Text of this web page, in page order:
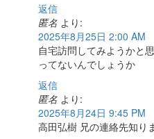
返信
匿名 より:
2025年8月25日 2:00 AM
自宅訪問してみようかと
ってないんでしょうか
返信
匿名 より:
2025年8月24日 9:45 PM
高田弘樹 兄の連絡先知り